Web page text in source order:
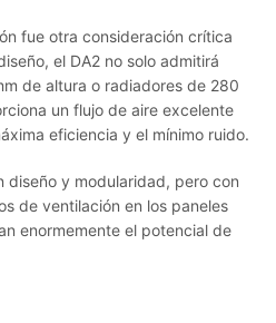
fue otra consideración crítica
el DA2 no solo admitirá
de altura o radiadores de 280
un flujo de aire excelente
eficiencia y el mínimo ruido.
diseño y modularidad, pero con
de ventilación en los paneles
enormemente el potencial de